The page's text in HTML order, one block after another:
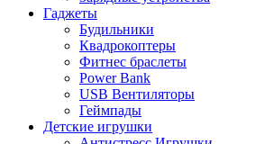
Гаджеты
Будильники
Квадрокоптеры
Фитнес браслеты
Power Bank
USB Вентиляторы
Геймпады
Детские игрушки